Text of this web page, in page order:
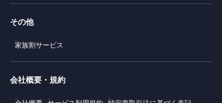
その他
家族割サービス
会社概要・規約